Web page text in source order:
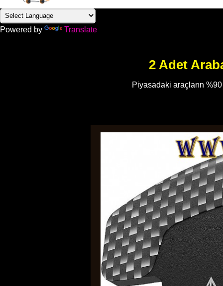
Powered by Translate
2 Adet
Piyasadaki araçların